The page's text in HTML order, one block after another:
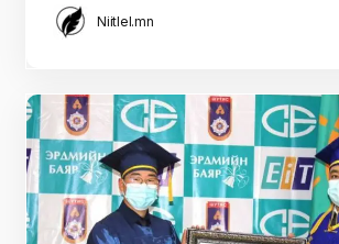
Niitlel.mn